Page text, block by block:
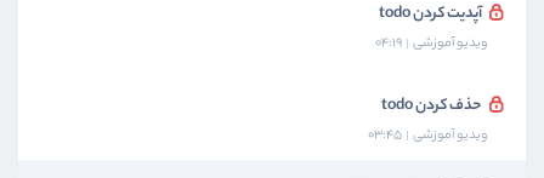
آپدیت کردن todo
ویدیو آموزشی 04:19
حذف کردن todo
ویدیو آموزشی 03:45